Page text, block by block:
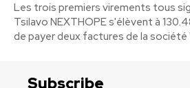
Les trois premiers virements tous
Tsilavo NEXTHOPE s'élèvent à
de payer deux factures de la société
Subscribe